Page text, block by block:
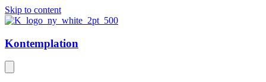
Skip to content
Kontemplation